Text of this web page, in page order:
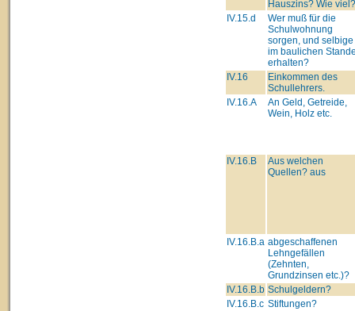
Hauszins? Wie viel?
IV.15.d
Wer muß für die
Schulwohnung
sorgen, und selbige
im baulichen
erhalten?
IV.16
Einkommen des
Schullehrers.
IV.16.A
An Geld, Getreide,
Wein, Holz etc.
IV.16.B
Aus welchen
Quellen? aus
IV.16.B.a abgeschaffenen
Lehngefällen
(Zehnten,
Grundzinsen etc.)?
IV.16.B.b Schulgeldern?
IV.16.B.c Stiftungen?